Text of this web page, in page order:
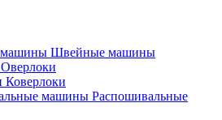
Швейные машины
Оверлоки
Коверлоки
Распошивальные